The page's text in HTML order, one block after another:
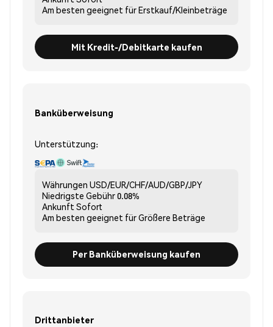
Am besten geeignet fürErstkauf/Kleinbeträge
Mit Kredit-/Debitkarte kaufen
Banküberweisung
Unterstützung:
Währungen USD/EUR/CHF/AUD/GBP/JPY
Niedrigste Gebühr0.08%
Ankunft Sofort
Am besten geeignet fürGrößere Beträge
Per Banküberweisung kaufen
Drittanbieter